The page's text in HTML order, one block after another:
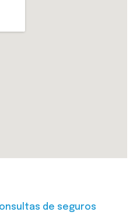
de seguros